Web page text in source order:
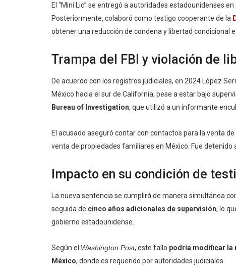
El “Mini Lic” se entregó a autoridades estadounidenses
Posteriormente, colaboró como testigo cooperante de la
obtener una reducción de condena y libertad condicional
Trampa del FBI y violación de
De acuerdo con los registros judiciales, en 2024 López
México hacia el sur de California, pese a estar bajo
Bureau of Investigation, que utilizó a un informante
El acusado aseguró contar con contactos para la venta
venta de propiedades familiares en México. Fue
Impacto en su condición de
La nueva sentencia se cumplirá de manera simultánea
seguida de cinco años adicionales de supervisión, lo
gobierno estadounidense.
Según el Washington Post, este fallo podría modificar la
México, donde es requerido por autoridades judiciales.